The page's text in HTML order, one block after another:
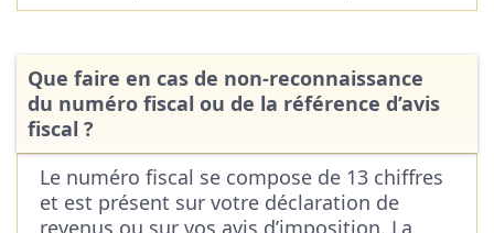
Que faire en cas de non-reconnaissance
du numéro fiscal ou de la référence d’avis
fiscal ?
Le numéro fiscal se compose de 13 chiffres
et est présent sur votre déclaration de
revenus ou sur vos avis d’imposition. La